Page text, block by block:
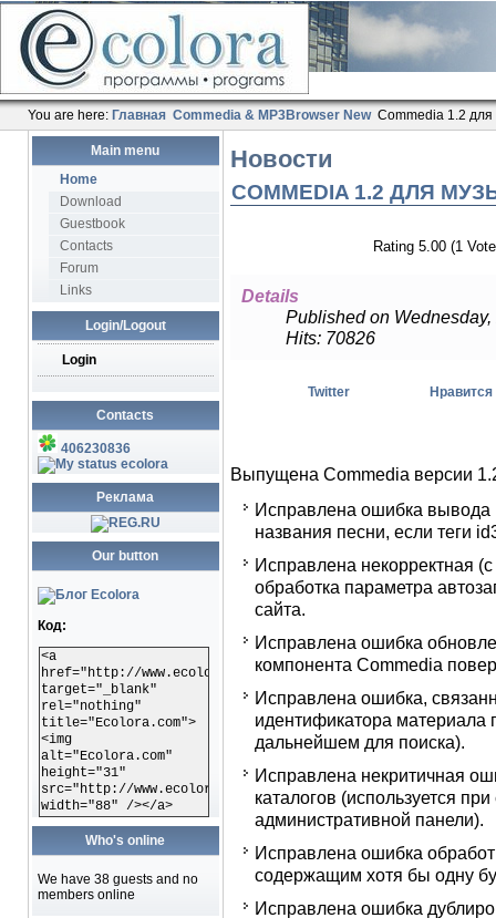
You are here: Главная Commedia & MP3Browser New Commedia 1.2
Main menu
Home
Download
Guestbook
Contacts
Forum
Links
Login/Logout
Login
Contacts
406230836
ecolora
Реклама
Our button
Код:
<a
href="http://www.ecolora.com"
target="_blank"
rel="nothing"
title="Ecolora.com">
<img
alt="Ecolora.com"
height="31"
src="http://www.ecolora.com/images/ecoloracom.gif"
width="88" /></a>
Who's online
We have 38 guests and no
members online
Новости
COMMEDIA 1.2 ДЛЯ
Rating 5.00 (1
Details
Published on
Hits: 70826
Twitter Нравится
Выпущена Commedia версии
Исправлена ошибка вывода
названия песни, если теги
Исправлена некорректная
обработка параметра
сайта.
Исправлена ошибка
компонента Commedia
Исправлена ошибка,
идентификатора материала
дальнейшем для поиска).
Исправлена некритичная
каталогов (используется
административной панели).
Исправлена ошибка
содержащим хотя бы одну
Исправлена ошибка